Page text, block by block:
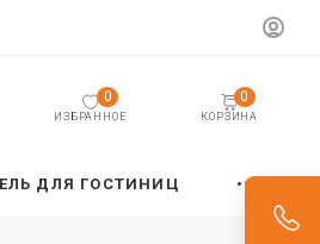
ИЗБРАННОЕ
0
КОРЗИНА
0
ДЛЯ ГОСТИНИЦ